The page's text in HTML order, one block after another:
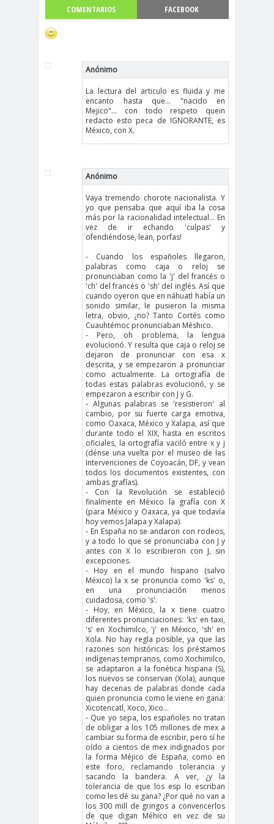
COMENTARIOS FACEBOOK
Anónimo
La lectura del articulo es fluida y me
encanto hasta que... "nacido en
Mejico"... con todo respeto quein
redacto esto peca de IGNORANTE, es
México, con X.
Anónimo
Vaya tremendo chorote nacionalista. Y
yo que pensaba que aquí iba la cosa
más por la racionalidad intelectual... En
vez de ir echando 'culpas' y
ofendiéndose, lean, porfas!
- Cuando los españoles llegaron,
palabras como caja o reloj se
pronunciaban como la 'j' del francés o
'ch' del francés o 'sh' del inglés. Así que
cuando oyeron que en náhuatl había un
sonido similar, le pusieron la misma
letra, obvio, ¿no? Tanto Cortés como
Cuauhtémoc pronunciaban Méshico.
- Pero, oh problema, la lengua
evolucionó. Y resulta que caja o reloj se
dejaron de pronunciar con esa x
descrita, y se empezaron a pronunciar
como actualmente. La ortografía de
todas estas palabras evolucionó, y se
empezaron a escribir con J y G.
- Algunas palabras se 'resistieron' al
cambio, por su fuerte carga emotiva,
como Oaxaca, México y Xalapa, así que
durante todo el XIX, hasta en escritos
oficiales, la ortografía vaciló entre x y j
(dénse una vuelta por el museo de las
Intervenciones de Coyoacán, DF, y vean
todos los documentos existentes, con
ambas grafías).
- Con la Revolución se estableció
finalmente en México la grafía con X
(para México y Oaxaca, ya que todavía
hoy vemos Jalapa y Xalapa).
- En España no se andaron con rodeos,
y a todo lo que se pronunciaba con J y
antes con X lo escribieron con J, sin
excepciones.
- Hoy en el mundo hispano (salvo
México) la x se pronuncia como 'ks' o,
en una pronunciación menos
cuidadosa, como 's'.
- Hoy, en México, la x tiene cuatro
diferentes pronunciaciones: 'ks' en taxi,
's' en Xochimilco, 'j' en México, 'sh' en
Xola. No hay regla posible, ya que las
razones son históricas: los préstamos
indígenas tempranos, como Xochimilco,
se adaptaron a la fonética hispana (S),
los nuevos se conservan (Xola), aunque
hay decenas de palabras donde cada
quien pronuncia como le viene en gana:
Xicotencatl, Xoco, Xico...
- Que yo sepa, los españoles no tratan
de obligar a los 105 millones de mex a
cambiar su forma de escribir, pero sí he
oído a cientos de mex indignados por
la forma Méjico de España, como en
este foro, reclamando tolerancia y
sacando la bandera. A ver, ¿y la
tolerancia de que los esp lo escriban
como les dé su gana? ¿Por qué no van a
los 300 mill de gringos a convencerlos
de que digan Méhico en vez de su